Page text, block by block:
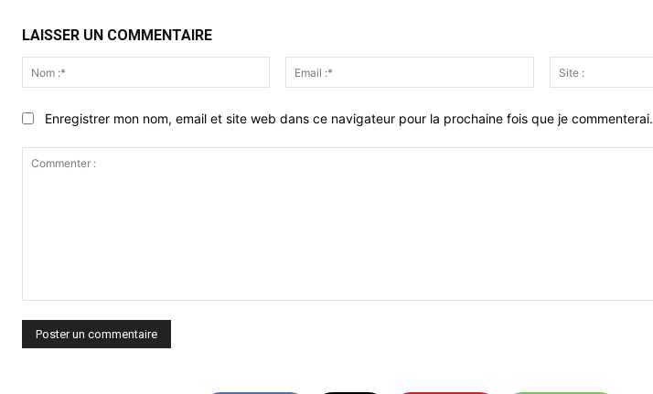
LAISSER UN COMMENTAIRE
Nom
:*
Email
:*
Enregistrer mon nom, email et site web dans ce navigateur pour la prochaine fois que je commenterai.